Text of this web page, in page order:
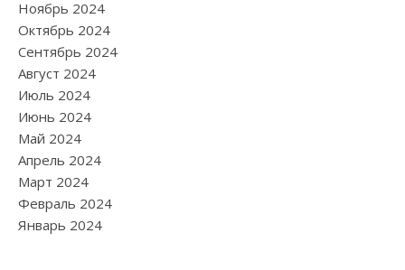
Ноябрь 2024
Октябрь 2024
Сентябрь 2024
Август 2024
Июль 2024
Июнь 2024
Май 2024
Апрель 2024
Март 2024
Февраль 2024
Январь 2024